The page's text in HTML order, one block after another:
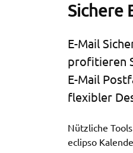
Sichere
E-Mail
profitieren
E-Mail
flexibler
Nützliche
eclipso